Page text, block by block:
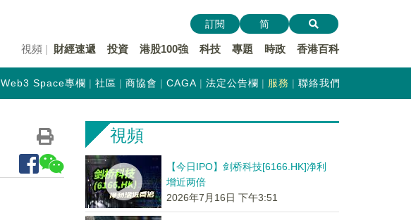
視頻 財經速遞 投資 港股100強 科技 專題 時政 香港百科
訂閱 简
Web3 Space專欄 社區 商協會 CAGA 法定公告欄 服務 聯絡我們
視頻
【今日IPO】剑桥科技[6166.HK]净利
增近两倍
2026年7月16日 下午3:51